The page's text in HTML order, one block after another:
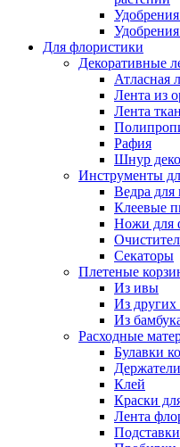
Для флористики
Декоративные
Атласная
Лента из
Лента
Рафия
Шнур
Инструменты
Ведра для
Клеевые
Ножи для
Секаторы
Плетеные
Из ивы
Из других
Из
Расходные
Булавки
Клей
Краски
Лента